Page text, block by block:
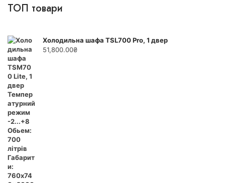
ТОП товари
Холодильна шафа TSL700 Pro, 1 двер
51,800.00₴